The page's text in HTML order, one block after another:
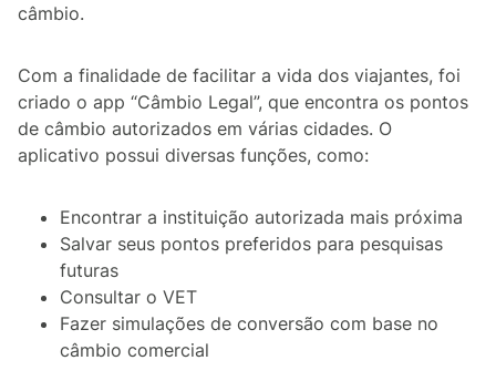
câmbio.
Com a finalidade de facilitar a vida dos viajantes, foi
criado o app “Câmbio Legal”, que encontra os pontos
de câmbio autorizados em várias cidades. O
aplicativo possui diversas funções, como:
Encontrar a instituição autorizada mais próxima
Salvar seus pontos preferidos para pesquisas
futuras
Consultar o VET
Fazer simulações de conversão com base no
câmbio comercial